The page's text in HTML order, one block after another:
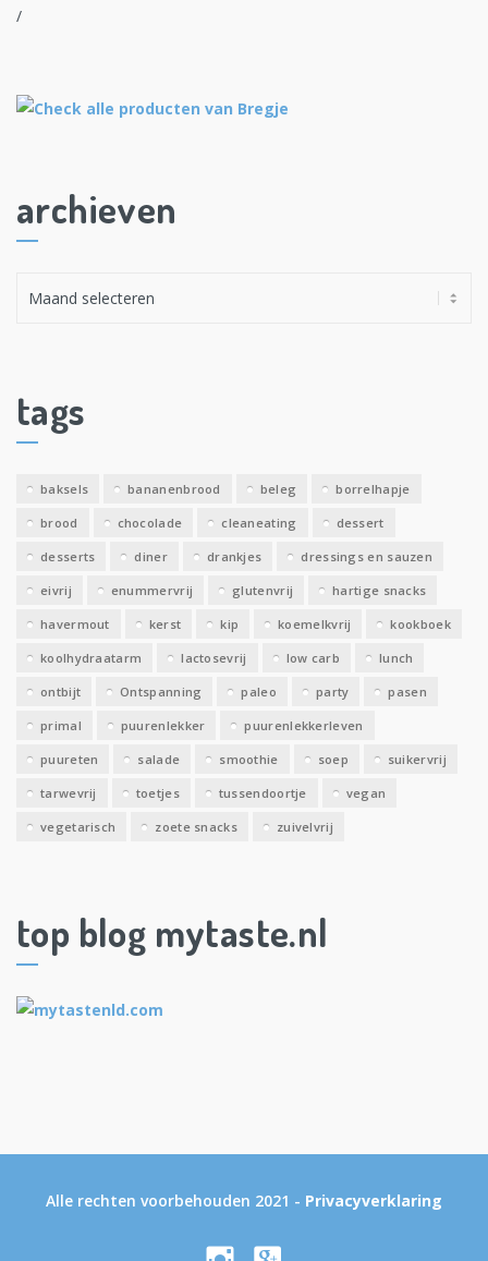
archieven
e
v
tags
baksels bananenbrood beleg borrelhapje
brood chocolade cleaneating dessert
desserts diner drankjes dressings en sauzen
eivrij enummervrij glutenvrij hartige snacks
havermout kerst kip koemelkvrij kookboek
koolhydraatarm lactosevrij low carb lunch
ontbijt Ontspanning paleo party pasen
primal puurenlekker puurenlekkerleven
puureten salade smoothie soep suikervrij
tarwevrij toetjes tussendoortje vegan
vegetarisch zoete snacks zuivelvrij
top blog mytaste.nl
Alle rechten voorbehouden 2021 - Privacyverklaring